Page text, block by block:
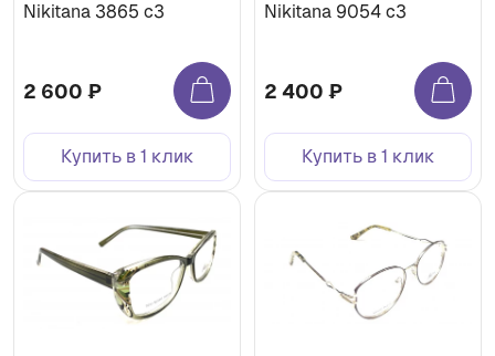
Nikitana 3865 с3
2 600 ₽
Купить в 1 клик
Nikitana 9054 с3
2 400 ₽
Купить в 1 клик